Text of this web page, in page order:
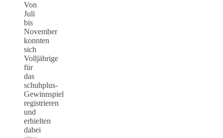
Von
Juli
bis
November
konnten
sich
Volljährige
für
das
schuhplus-
Gewinnspiel
registrieren
und
erhielten
dabei